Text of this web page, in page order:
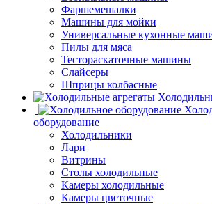
Фаршемешалки
Машины для мойки
Универсальные кухонные
Пилы для мяса
Тестораскаточные машины
Слайсеры
Шприцы колбасные
оборудование
Холодильники
Лари
Витрины
Столы холодильные
Камеры холодильные
Камеры цветочные